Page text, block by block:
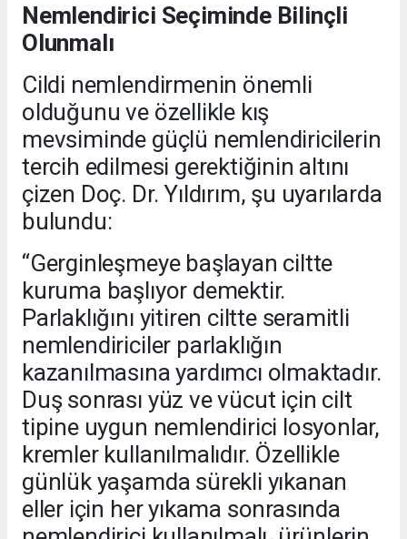
Nemlendirici Seçiminde Bilinçli
Olunmalı
Cildi nemlendirmenin önemli
olduğunu ve özellikle kış
mevsiminde güçlü nemlendiricilerin
tercih edilmesi gerektiğinin altını
çizen Doç. Dr. Yıldırım, şu uyarılarda
bulundu:
“Gerginleşmeye başlayan ciltte
kuruma başlıyor demektir.
Parlaklığını yitiren ciltte seramitli
nemlendiriciler parlaklığın
kazanılmasına yardımcı olmaktadır.
Duş sonrası yüz ve vücut için cilt
tipine uygun nemlendirici losyonlar,
kremler kullanılmalıdır. Özellikle
günlük yaşamda sürekli yıkanan
eller için her yıkama sonrasında